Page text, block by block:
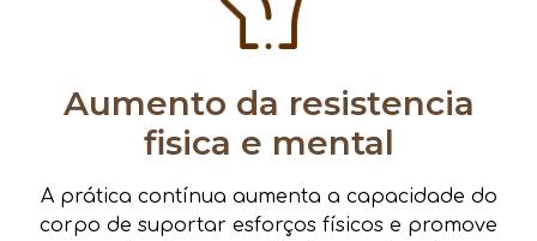
Aumento da resistencia
fisica e mental
A prática contínua aumenta a capacidade do
corpo de suportar esforços físicos e promove